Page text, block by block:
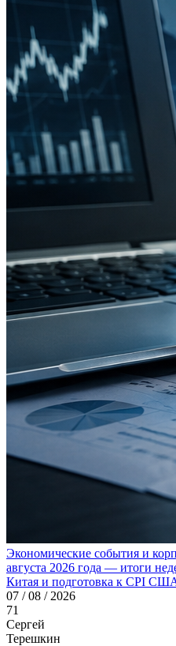
Экономические события и
августа 2026 года — итоги
Китая и подготовка к CPI
07 / 08 / 2026
71
Сергей
Терешкин